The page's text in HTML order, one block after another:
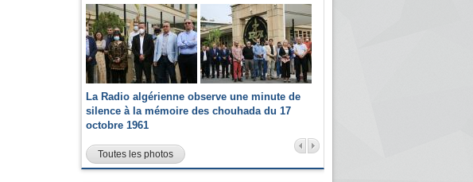
La Radio algérienne observe une minute de
silence à la mémoire des chouhada du 17
octobre 1961
Toutes les photos